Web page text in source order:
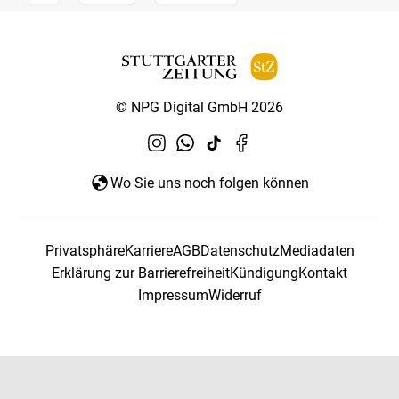
© NPG Digital GmbH 2026
Wo Sie uns noch folgen können
PrivatsphäreKarriereAGBDatenschutzMediadaten
Erklärung zur BarrierefreiheitKündigungKontakt
ImpressumWiderruf